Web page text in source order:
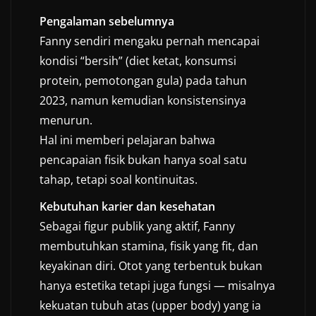
Pengalaman sebelumnya
Fanny sendiri mengaku pernah mencapai
kondisi “bersih” (diet ketat, konsumsi
protein, pemotongan gula) pada tahun
2023, namun kemudian konsistensinya
menurun.
Hal ini memberi pelajaran bahwa
pencapaian fisik bukan hanya soal satu
tahap, tetapi soal kontinuitas.
Kebutuhan karier dan kesehatan
Sebagai figur publik yang aktif, Fanny
membutuhkan stamina, fisik yang fit, dan
keyakinan diri. Otot yang terbentuk bukan
hanya estetika tetapi juga fungsi — misalnya
kekuatan tubuh atas (upper body) yang ia